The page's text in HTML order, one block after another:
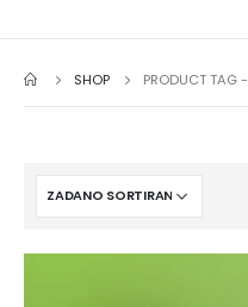
SHOP PRODUCT TAG -